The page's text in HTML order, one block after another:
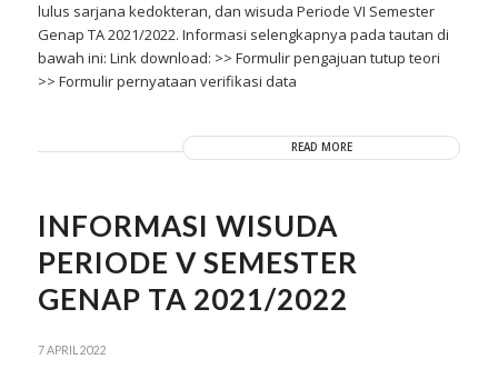
lulus sarjana kedokteran, dan wisuda Periode VI Semester
Genap TA 2021/2022. Informasi selengkapnya pada tautan di
bawah ini: Link download: >> Formulir pengajuan tutup teori
>> Formulir pernyataan verifikasi data
READ MORE
INFORMASI WISUDA
PERIODE V SEMESTER
GENAP TA 2021/2022
7 APRIL 2022